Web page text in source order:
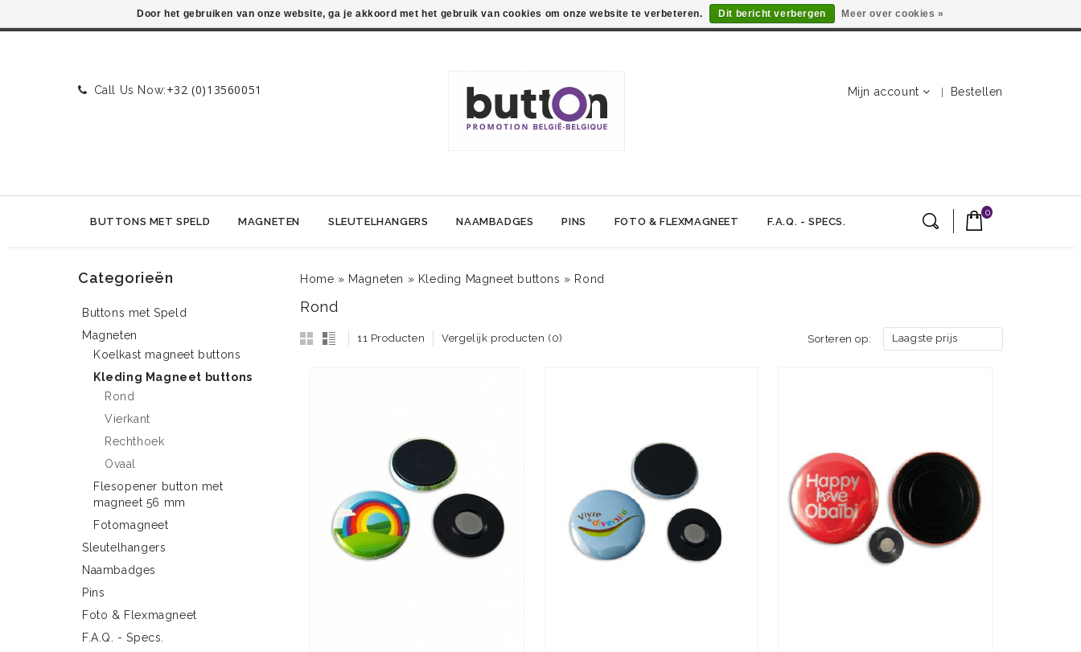
Call Us Now:+32 (0)13560051 Mijn account Bestellen
BUTTONS MET SPELD MAGNETEN SLEUTELHANGERS NAAMBADGES PINS FOTO & FLEXMAGNEET F.A.Q. - SPECS.
0
Home » Magneten » Kleding Magneet buttons » Rond
Rond
11 Producten Vergelijk producten (0) Sorteren op: Laagste prijs
Categorieën
Buttons met Speld
Magneten
Koelkast magneet buttons
Kleding Magneet buttons
Rond
Vierkant
Rechthoek
Ovaal
Flesopener button met
magneet 56 mm
Fotomagneet
Sleutelhangers
Naambadges
Pins
Foto & Flexmagneet
F.A.Q. - Specs.
Door het gebruiken van onze website, ga je akkoord met het gebruik van cookies om onze website te verbeteren. Dit bericht verbergen Meer over cookies »